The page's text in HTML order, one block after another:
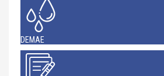
DEMAE